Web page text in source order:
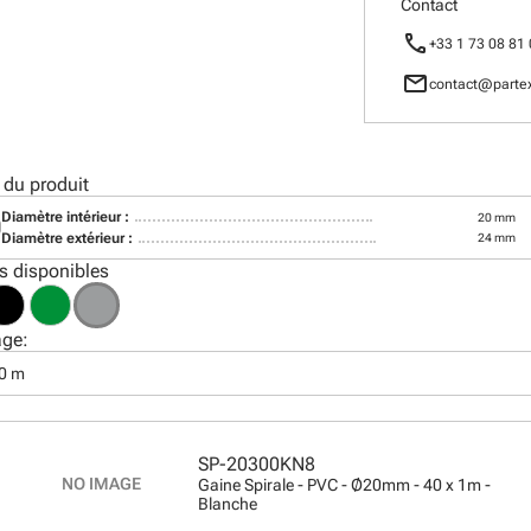
Contact
call+33 1 73 08 81
mail
produit
Diamètre intérieur : 20 mm
Diamètre extérieur : 24 mm
disponibles
m
SP-20300KN8
Gaine Spirale - PVC - Ø20mm - 40 x 1m -
Blanche